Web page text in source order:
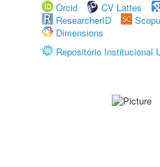
Orcid
CV Lattes
ResearcherID
Dimensions
Repositório Institucional